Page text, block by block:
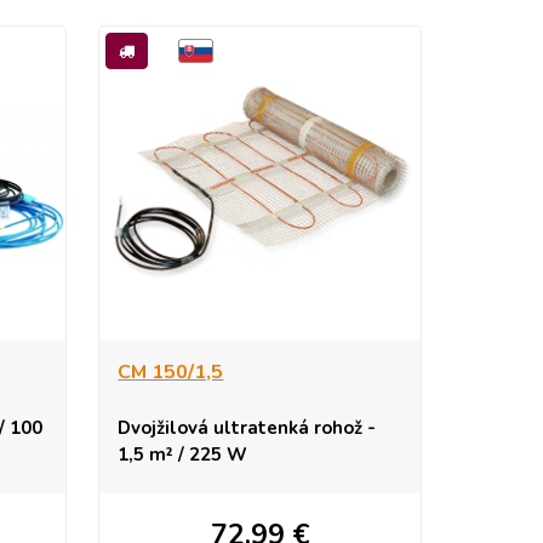
100
CM 150/1,5
Dvojžilová ultratenká rohož -
1,5 m² / 225 W
72,99 €